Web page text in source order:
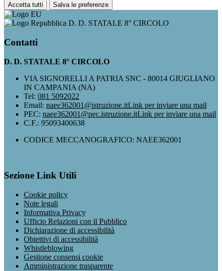
Accetta tutti Salva le preferenze
D. D. STATALE 8° CIRCOLO
Contatti
D. D. STATALE 8° CIRCOLO
VIA SIGNORELLI A PATRIA SNC - 80014 GIUGLIANO
IN CAMPANIA (NA)
Tel: 081 5092022
Email: naee362001@istruzione.itLink per inviare una mail
PEC: naee362001@pec.istruzione.itLink per inviare una mail
C.F.: 95093400638
CODICE MECCANOGRAFICO: NAEE362001
Sezione Link Utili
Cookie policy
Note legali
Informativa Privacy
Ufficio Relazioni con il Pubblico
Dichiarazione di accessibilità
Obiettivi di accessibilità
Whistleblowing
Gestione consensi cookie
Amministrazione trasparente